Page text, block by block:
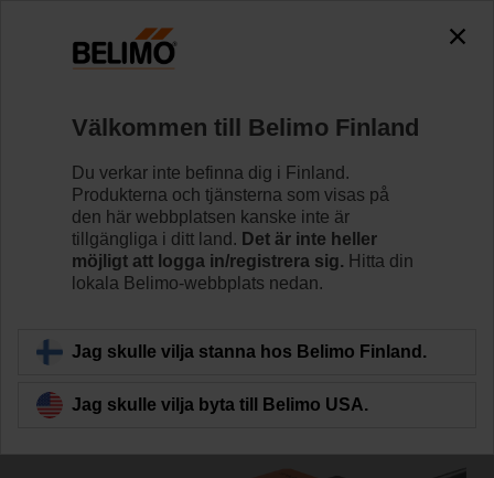
SRC24A-SR
Läs mer
Tillbaka till produktkategori
Välkommen till Belimo Finland
Du verkar inte befinna dig i Finland.
Produkterna och tjänsterna som visas på
den här webbplatsen kanske inte är
tillgängliga i ditt land. Det är inte heller
möjligt att logga in/registrera sig. Hitta din
lokala Belimo-webbplats nedan.
Jag skulle vilja stanna hos Belimo Finland.
Jag skulle vilja byta till Belimo USA.